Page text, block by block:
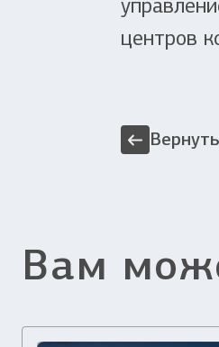
центров
Вам